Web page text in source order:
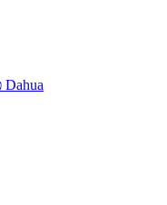
פתיחת קריאת שירות מצלמות Dahua